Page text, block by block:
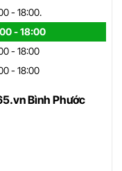
- 18:00.
- 18:00
- 18:00
- 18:00
Bình Phước